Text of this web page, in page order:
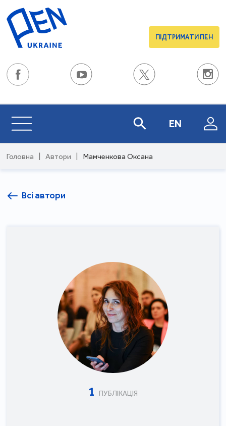
ПІДТРИМАТИ ПЕН
EN
Головна Автори Мамченкова Оксана
Всі автори
1 ПУБЛІКАЦІЯ